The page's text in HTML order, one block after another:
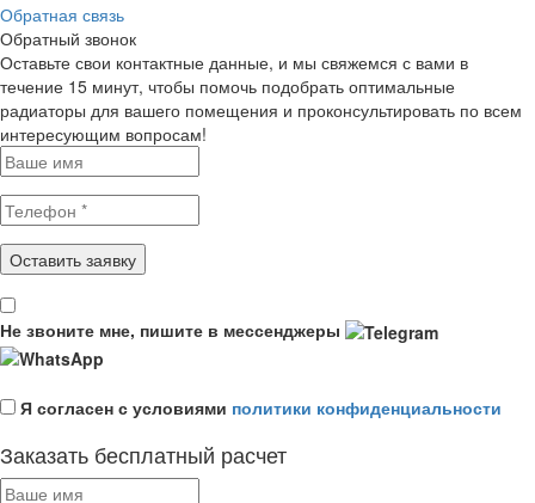
Обратная связь
Обратный звонок
Оставьте свои контактные данные, и мы свяжемся с вами в
течение 15 минут, чтобы помочь подобрать оптимальные
радиаторы для вашего помещения и проконсультировать по всем
интересующим вопросам!
Не звоните мне, пишите в мессенджеры
Я согласен с условиями политики конфиденциальности
Заказать бесплатный расчет